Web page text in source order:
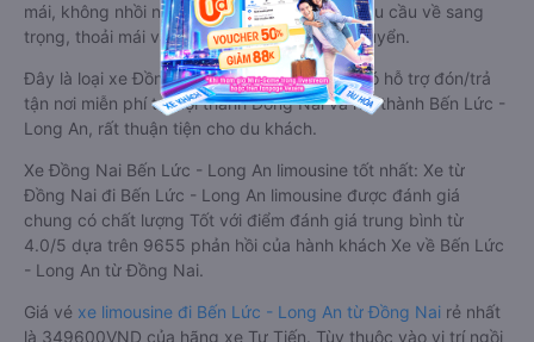
mái, không nhồi nhét. Luôn đáp ứng được nhu cầu về sang
trọng, thoải mái và tiện nghi trong việc di chuyển.
Đây là loại xe Đồng Nai Bến Lức - Long An có hỗ trợ đón/trả
tận nơi miễn phí tại nội thành Đồng Nai và nội thành Bến Lức -
Long An, rất thuận tiện cho du khách.
Xe Đồng Nai Bến Lức - Long An limousine tốt nhất: Xe từ
Đồng Nai đi Bến Lức - Long An limousine được đánh giá
chung có chất lượng Tốt với điểm đánh giá trung bình từ
4.0/5 dựa trên 9655 phản hồi của hành khách Xe về Bến Lức
- Long An từ Đồng Nai.
Giá vé xe limousine đi Bến Lức - Long An từ Đồng Nai rẻ nhất
là 349600VND của hãng xe Tư Tiến. Tùy thuộc vào vị trí ngồi